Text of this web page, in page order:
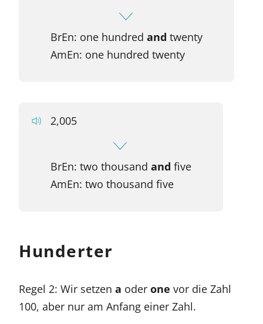
BrEn: one hundred and twenty
AmEn: one hundred twenty
2,005
BrEn: two thousand and five
AmEn: two thousand five
Hunderter
Regel 2: Wir setzen a oder one vor die Zahl
100, aber nur am Anfang einer Zahl.